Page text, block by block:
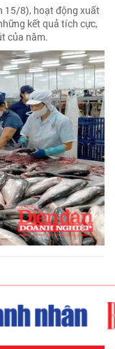
15/8), hoạt động xuất
kết quả tích cực,
của năm.